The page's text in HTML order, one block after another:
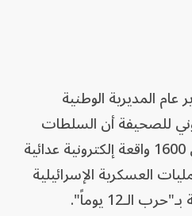
المديرية الوطنية
للصحيفة أن السلطات
الإسرائيلية سجلت حوالي 1600 واقعة إلكترونية عدائية
العمليات العسكرية الإسرائيلية
الـ12 يوماً".